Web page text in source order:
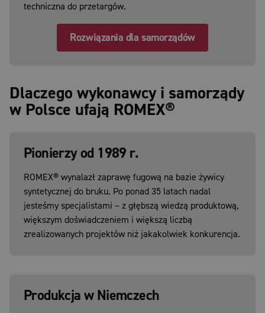
techniczna do przetargów.
Rozwiązania dla samorządów
Dlaczego wykonawcy i samorządy
w Polsce ufają ROMEX®
Pionierzy od 1989 r.
ROMEX® wynalazł zaprawę fugową na bazie żywicy
syntetycznej do bruku. Po ponad 35 latach nadal
jesteśmy specjalistami – z głębszą wiedzą produktową,
większym doświadczeniem i większą liczbą
zrealizowanych projektów niż jakakolwiek konkurencja.
Produkcja w Niemczech